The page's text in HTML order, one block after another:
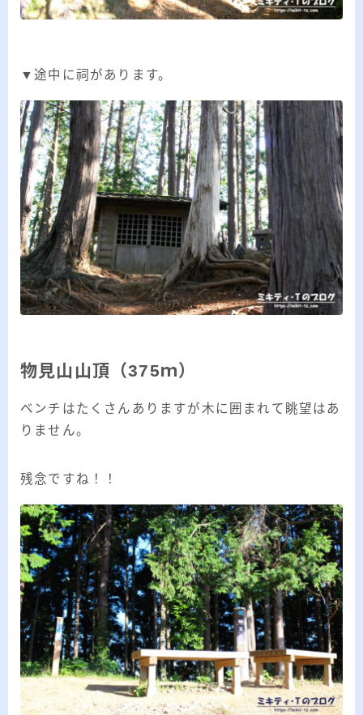
▼途中に祠があります。
物見山山頂（375ｍ）
ベンチはたくさんありますが木に囲まれて眺望はあ
りません。
残念ですね！！